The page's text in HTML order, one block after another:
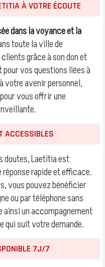
À VOTRE ÉCOUTE
dans la voyance et la
toute la ville de
grâce à son don et
vos questions liées à
votre avenir personnel,
vous offrir une
ACCESSIBLES
doutes, Laetitia est
rapide et efficace.
vous pouvez bénéficier
ou par téléphone sans
ainsi un accompagnement
qui suit votre demande.
7J/7